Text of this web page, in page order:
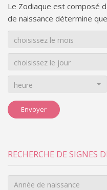
Le Zodiaque est composé
de naissance détermine
choisissez le mois
choisissez le jour
heure
Envoyer
RECHERCHE DE SIGNES
Année de naissance